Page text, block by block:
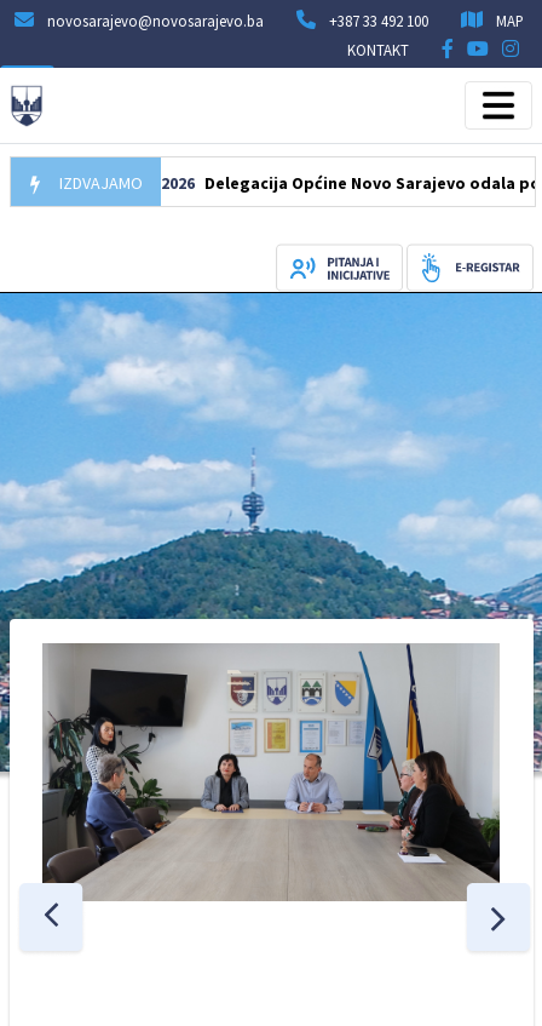
novosarajevo@novosarajevo.ba +387 33 492 100
MAP
KONTAKT
IZDVAJAMO
07.08.2026 Delegacija Općine Novo Sarajevo odala počast